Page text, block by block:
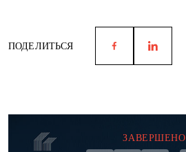
ПОДЕЛИТЬСЯ
ЗАВЕРШЕНО